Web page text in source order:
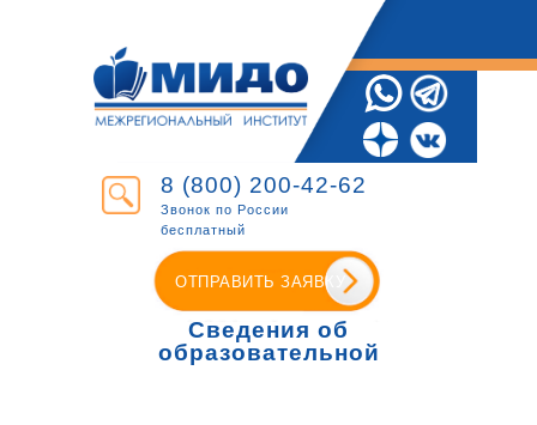
8 (800) 200-42-62
Звонок по России
бесплатный
ОТПРАВИТЬ ЗАЯВКУ
Сведения об
образовательной